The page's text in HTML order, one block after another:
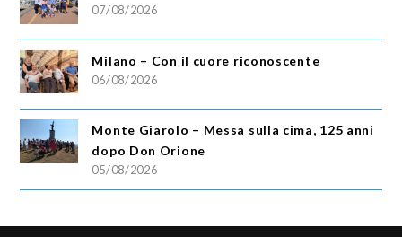
07/08/2026
Milano – Con il cuore riconoscente
06/08/2026
Monte Giarolo – Messa sulla cima, 125 anni
dopo Don Orione
05/08/2026